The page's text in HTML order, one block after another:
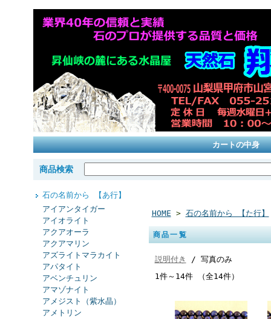
カートの中身
商品検索
石の名前から 【あ行】
アイアンタイガー
アイオライト
アクアオーラ
アクアマリン
アズライトマラカイト
アパタイト
アベンチュリン
アマゾナイト
アメジスト（紫水晶）
アメトリン
HOME > 石の名前から 【た行】
商品一覧
説明付き
/ 写真のみ
1件～14件 （全14件）